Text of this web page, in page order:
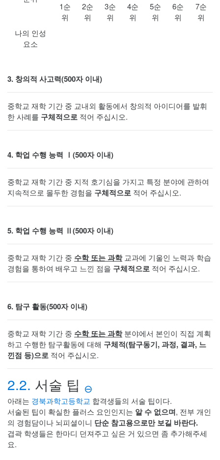
1순
위
2순
위
3순
위
4순
위
5순
위
6순
위
7순
위
나의 인성
요소
3. 창의적 사고력(500자 이내)
중학교 재학 기간 중 교내외 활동에서 창의적 아이디어를 발휘
한 사례를 구체적으로 적어 주십시오.
4. 학업 수행 능력 Ⅰ(500자 이내)
중학교 재학 기간 중 지적 호기심을 가지고 특정 분야에 관하여
지속적으로 몰두한 경험을 구체적으로 적어 주십시오.
5. 학업 수행 능력 Ⅱ(500자 이내)
중학교 재학 기간 중 수학 또는 과학교과에 기울인 노력과 학습
경험을 통하여 배우고 느낀 점을 구체적으로 적어 주십시오.
6. 탐구 활동(500자 이내)
중학교 재학 기간 중 수학 또는 과학분야에서 본인이 직접 계획
하고 수행한 탐구활동에 대해 구체적(탐구동기, 과정, 결과, 느
낀점 등)으로 적어 주십시오.
2.2. 서술 팁 ⊖
아래는 경북과학고등학교 합격생들의 서술 팁이다.
서술된 팁이 확실한 플러스 요인인지는 알 수 없으며, 전부 개인
의 경험담이나 뇌피셜이니 단순 참고용으로만 보길 바란다.
겹곽 학생들은 한마디 던져주고 싶은 거 있으면 좀 추가해주세
요.